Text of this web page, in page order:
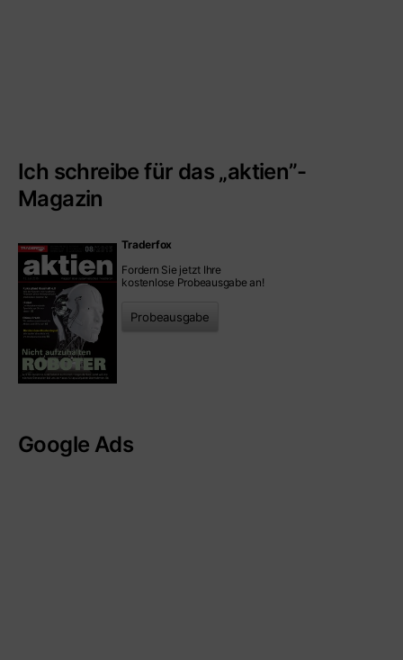
Ich schreibe für das „aktien”-
Magazin
Traderfox
Fordern Sie jetzt Ihre
kostenlose Probeausgabe an!
Probeausgabe
Google Ads